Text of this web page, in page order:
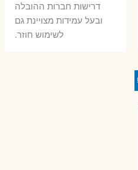
דרישות חברות ההובלה
ובעל עמידות מצויינת גם
לשימוש חוזר.